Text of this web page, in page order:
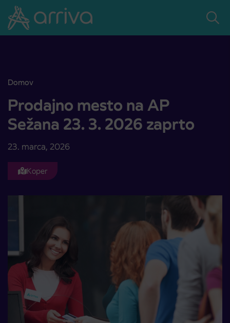
Skoči na vsebino
Domov
Prodajno mesto na AP Sežana 23. 3. 2026 zaprto
Prodajno mesto na AP
Sežana 23. 3. 2026 zaprto
23. marca, 2026
Koper